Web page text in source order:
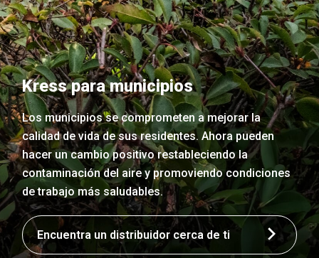
Kress para municipios
Los municipios se comprometen a mejorar la
calidad de vida de sus residentes. Ahora pueden
hacer un cambio positivo restableciendo la
contaminación del aire y promoviendo condiciones
de trabajo más saludables.
Encuentra un distribuidor cerca de ti